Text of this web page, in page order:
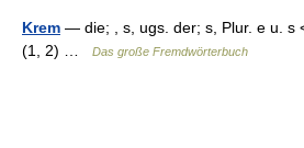
Krem — die; , s, ugs. der; s, Plur. e u. s
(1, 2) …
Das große Fremdwörterbuch